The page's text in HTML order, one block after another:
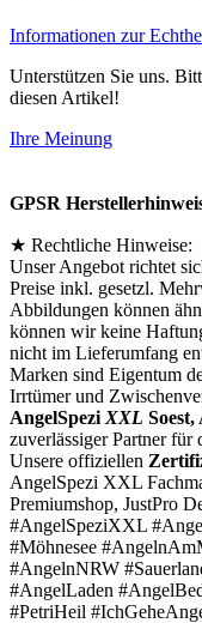
Informationen zur
Unterstützen Sie uns.
diesen Artikel!
Ihre Meinung
GPSR
★ Rechtliche Hinweise:
Unser Angebot richtet
Preise inkl. gesetzl.
Abbildungen können
können wir keine
nicht im Lieferumfang
Marken sind Eigentum
Irrtümer und
AngelSpezi XXL
zuverlässiger Partner
Unsere offiziellen
AngelSpezi XXL
Premiumshop, JustPro
#AngelSpeziXXL
#Möhnesee
#AngelnNRW
#AngelLaden
#PetriHeil